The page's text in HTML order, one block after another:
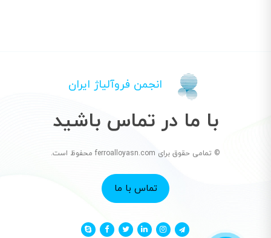
انجمن فروآلیاژ ایران
با ما در تماس باشید
© تمامی حقوق برای ferroalloyasn.com محفوظ است.
تماس با ما